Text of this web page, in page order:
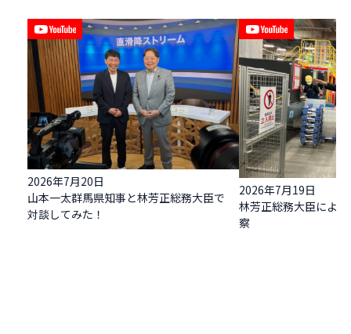
YouTube
2026年7月20日
山本一太群馬県知事と林芳正総務大臣で
対談してみた！
YouTube
2026年7月19日
林芳正総務大臣によ
察